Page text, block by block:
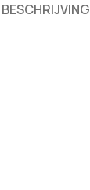
BESCHRIJVING